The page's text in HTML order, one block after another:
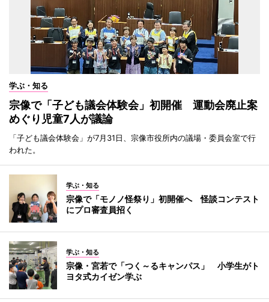
学ぶ・知る
宗像で「子ども議会体験会」初開催 運動会廃止案
めぐり児童7人が議論
「子ども議会体験会」が7月31日、宗像市役所内の議場・委員会室で行
われた。
学ぶ・知る
宗像で「モノノ怪祭り」初開催へ 怪談コンテスト
にプロ審査員招く
学ぶ・知る
宗像・宮若で「つく～るキャンパス」 小学生がト
ヨタ式カイゼン学ぶ